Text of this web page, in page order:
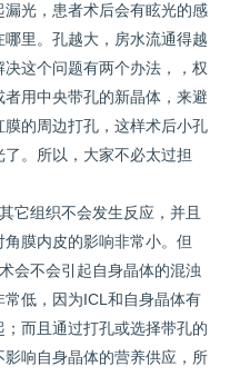
光，患者术后会有眩光的感
里。孔越大，房水流通得越
这个问题有两个办法，，权
用中央带孔的新晶体，来避
的周边打孔，这样术后小孔
。所以，大家不必太过担
组织不会发生反应，并且
膜内皮的影响非常小。但
会不会引起自身晶体的混浊
低，因为ICL和自身晶体有
而且通过打孔或选择带孔的
响自身晶体的营养供应，所